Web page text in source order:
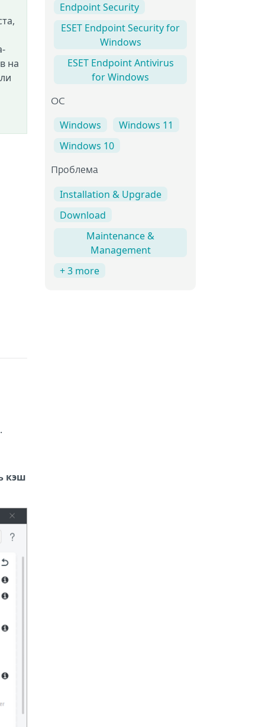
на
.
кэш
Endpoint Security
ESET Endpoint Security for
Windows
ESET Endpoint Antivirus
for Windows
OC
Windows
Windows 11
Windows 10
Проблема
Installation & Upgrade
Download
Maintenance &
Management
+ 3 more